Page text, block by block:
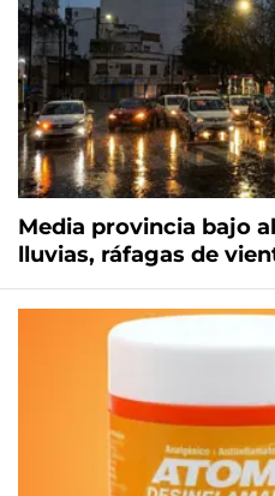
Media provincia bajo
lluvias, ráfagas de